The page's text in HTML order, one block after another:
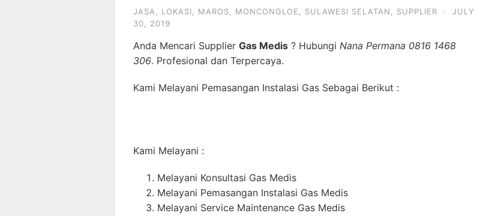
JASA LOKASI MAROS MONCONGLOE SULAWESI SELATAN SUPPLIER ·
JULY
30, 2019
Anda Mencari Supplier Gas Medis ? Hubungi Nana Permana 0816 1468
306. Profesional dan Terpercaya.
Kami Melayani Pemasangan Instalasi Gas Sebagai Berikut :
Kami Melayani :
Melayani Konsultasi Gas Medis
Melayani Pemasangan Instalasi Gas Medis
Melayani Service Maintenance Gas Medis